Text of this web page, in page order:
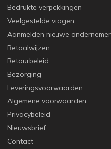
Bedrukte verpakkingen
Veelgestelde vragen
Aanmelden nieuwe ondernemer
Betaalwijzen
Retourbeleid
Bezorging
Leveringsvoorwaarden
Algemene voorwaarden
Privacybeleid
Nieuwsbrief
Contact